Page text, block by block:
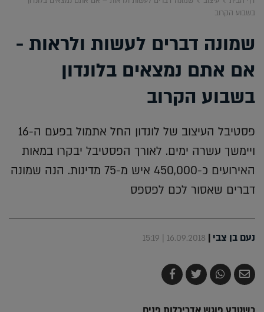
בשבוע הקרוב
שמונה דברים לעשות ולראות -
אם אתם נמצאים בלונדון
בשבוע הקרוב
פסטיבל העיצוב של לונדון החל אתמול בפעם ה-16
ויימשך עשרה ימים. לאורך הפסטיבל יבקרו במאות
האירועים כ-450,000 איש מ-75 מדינות. הנה שמונה
דברים שאסור לכם לפספס
נעם בן צבי |
16.09.2018 | 15:19
שלח
בדואר
שתף
ב-
צייץ
ב-
שתף
ב-